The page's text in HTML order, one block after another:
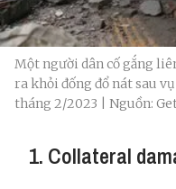
Một người dân cố gắng
ra khỏi đống đổ nát sau
tháng 2/2023 | Nguồn:
1. Collateral